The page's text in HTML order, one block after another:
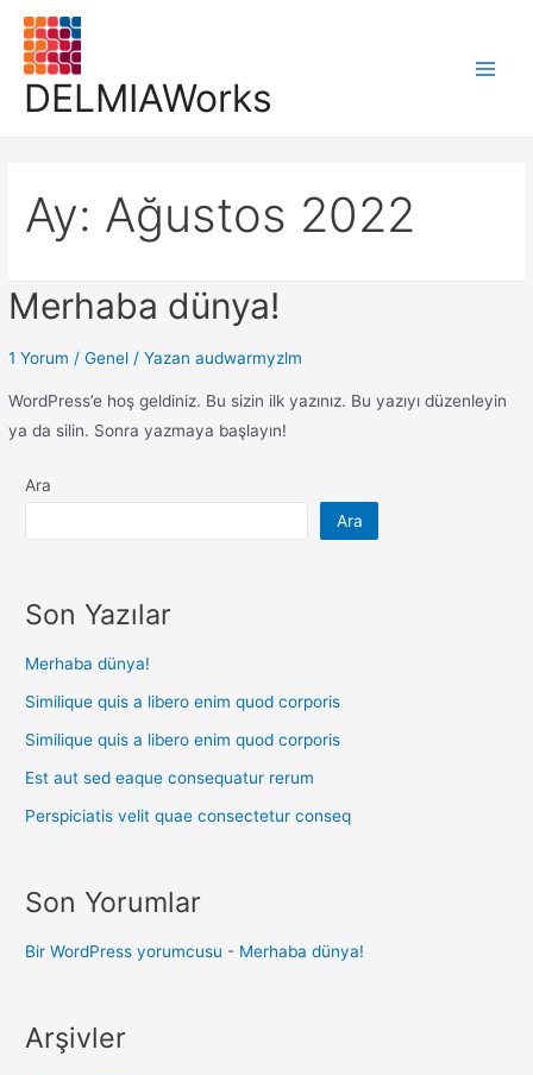
DELMIAWorks
Ay: Ağustos 2022
Merhaba dünya!
1 Yorum /Genel / Yazan audwarmyzlm
WordPress’e hoş geldiniz. Bu sizin ilk yazınız. Bu yazıyı düzenleyin
ya da silin. Sonra yazmaya başlayın!
Ara
Ara
Son Yazılar
Merhaba dünya!
Similique quis a libero enim quod corporis
Similique quis a libero enim quod corporis
Est aut sed eaque consequatur rerum
Perspiciatis velit quae consectetur conseq
Son Yorumlar
Bir WordPress yorumcusu - Merhaba dünya!
Arşivler